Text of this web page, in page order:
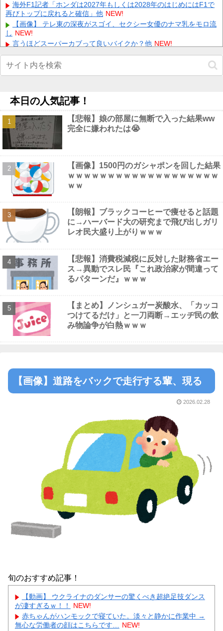
元いいとも青年隊、中居正広の”素顔”を暴露 NEW!
Powered by livedoor 相互RSS
海外F1記者「ホンダは2027年もしくは2028年のはじめにはF1で
再びトップに戻れると確信」他 NEW!
【画像】 テレ東の深夜がスゴイ、セクシー女優のナマ乳をモロ流
し NEW!
言うほどスーパーカブって良いバイクか？他 NEW!
【動画】 役満ボディ・岡田紗佳(32)、ダンスで乳が大暴れ！
NEW!
【カープ実況】鈴木健矢(ブルペンデー)vs片山皓心【広島-DeNA/
【速報】中比スカボロー礁を巡る問題で遂に米国参戦、まさかの
こっち擁護であっち批判！！他 NEW!
絵師「このイラストを描く過程をタイムラプスで動画にしまし
た！」→とんでもないものが映り込んで16万いいね他
【画像】 男の87%はお○ぱいに目がいってスマホケースに気づか
ない自撮りｗ NEW!
【動画】 巨乳女子さん、コメダ珈琲で発情してしまった結果ｗｗ
ｗｗｗｗ NEW!
Powered by livedoor 相互RSS
本日の人気記事！
【悲報】娘の部屋に無断で入った結果ww
完全に嫌われたは😭
【画像】1500円のガシャポンを回した結果
ｗｗｗｗｗｗｗｗｗｗｗｗｗｗｗｗｗｗｗ
ｗｗ
【朗報】ブラックコーヒーで痩せると話題
に→ハーバード大の研究まで飛び出しガリ
レオ民大盛り上がりｗｗｗ
【悲報】消費税減税に反対した財務省エー
ス→異動でスレ民『これ政治家が間違って
るパターンだ』ｗｗｗ
【まとめ】ノンシュガー炭酸水、「カッコ
つけてるだけ」と一刀両断→エッヂ民の飲
み物論争が白熱ｗｗｗ
【画像】道路をバックで走行する輩、現る
2026.02.28
旬のおすすめ記事！
【動画】 ウクライナのダンサーの驚くべき超絶足技ダンス
が凄すぎるｗ！！
NEW!
赤ちゃんがハンモックで寝ていた。淡々と静かに作業中 →
無心な労働者の顔はこちらです…
NEW!